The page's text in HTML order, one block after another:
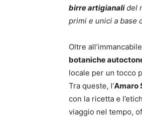
birre artigianalidel
primi e unici a base
Oltre all’immancabile
botaniche
locale per un tocco
Tra queste, l’Amaro
con la ricetta e
viaggio nel tempo,